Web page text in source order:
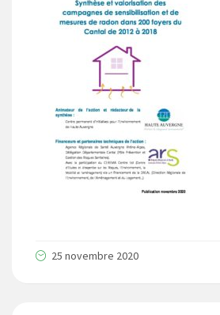
25 novembre 2020